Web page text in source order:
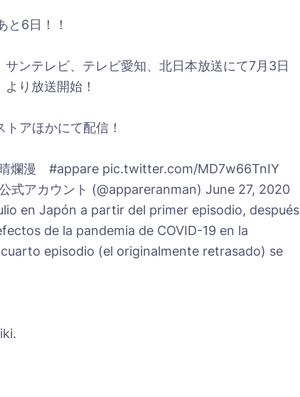
と6日！！
サンテレビ、テレビ愛知、北日本放送にて7月3日
より放送開始！
トアほかにて配信！
爛漫 #appare pic.twitter.com/MD7w66TnIY
式アカウント (@appareranman) June 27, 2020
en Japón a partir del primer episodio, después
de la pandemia de COVID-19 en la
episodio (el originalmente retrasado) se